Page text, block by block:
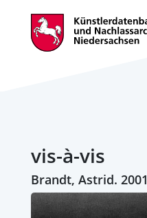
vis-à-vis
Brandt, Astrid. 2001